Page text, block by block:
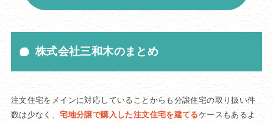
株式会社三和木のまとめ
注文住宅をメインに対応していることからも分譲住宅の取り扱い件
数は少なく、宅地分譲で購入した注文住宅を建てるケースもあるよ